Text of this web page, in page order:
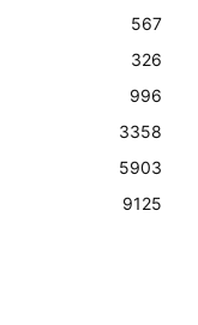
567
326
996
3358
5903
9125